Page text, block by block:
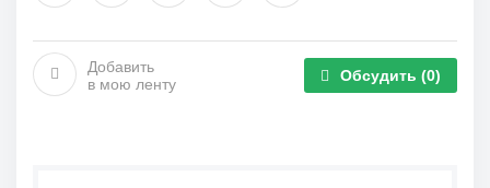
Добавить
в мою ленту
Обсудить (0)